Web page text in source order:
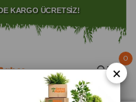
KARGO ÜCRETSİZ!
0
×